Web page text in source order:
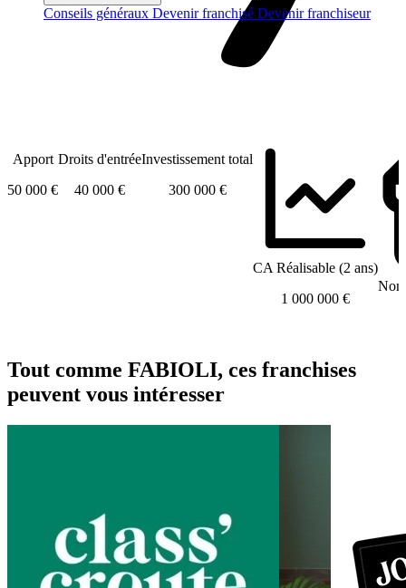
Conseils généraux Devenir franchisé Devenir franchiseur
Apport
50 000 €
Droits d'entrée
40 000 €
Investissement total
300 000 €
CA Réalisable (2 ans)
1 000 000 €
Tout comme FABIOLI, ces franchises
peuvent vous intéresser